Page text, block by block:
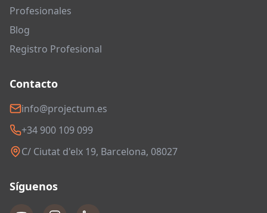
Profesionales
Blog
Registro Profesional
Contacto
info@projectum.es
+34 900 109 099
C/ Ciutat d'elx 19, Barcelona, 08027
Síguenos